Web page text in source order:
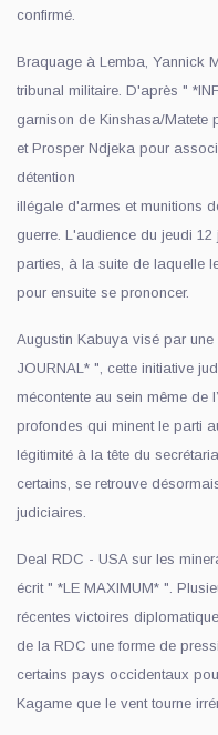
confirmé.
Braquage à Lemba, Yannick
tribunal militaire. D'après "
garnison de Kinshasa/Matete
et Prosper Ndjeka pour
détention
illégale d'armes et munitions
guerre. L'audience du jeudi
parties, à la suite de laquelle
pour ensuite se prononcer.
Augustin Kabuya visé par
JOURNAL* ", cette initiative
mécontente au sein même de
profondes qui minent le parti
légitimité à la tête du
certains, se retrouve
judiciaires.
Deal RDC - USA sur les
écrit " *LE MAXIMUM* ".
récentes victoires
de la RDC une forme de
certains pays occidentaux
Kagame que le vent tourne